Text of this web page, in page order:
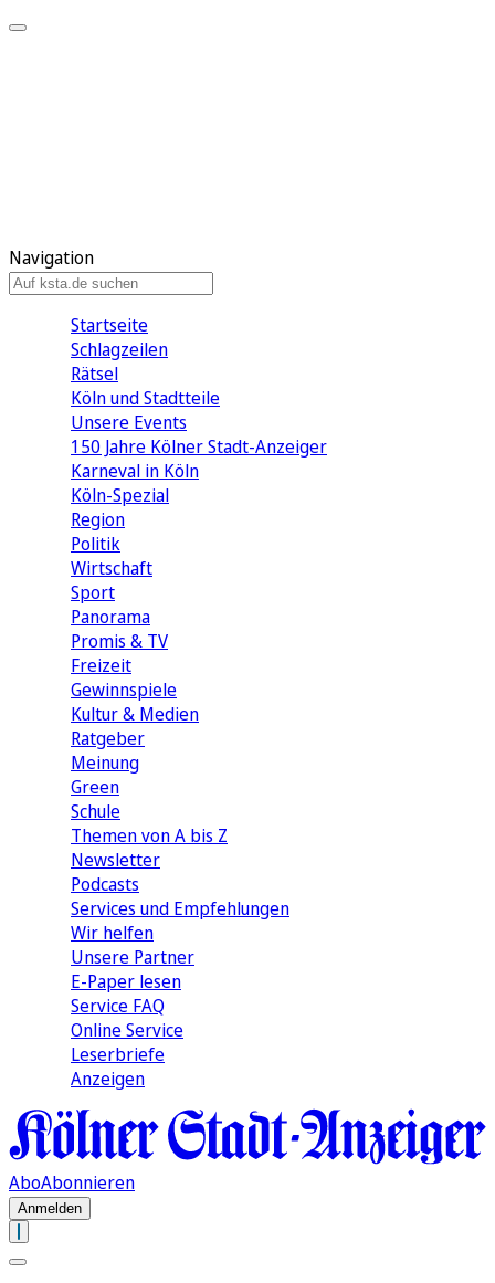
Navigation
Startseite
Schlagzeilen
Rätsel
Köln und Stadtteile
Unsere Events
150 Jahre Kölner Stadt-Anzeiger
Karneval in Köln
Köln-Spezial
Region
Politik
Wirtschaft
Sport
Panorama
Promis & TV
Freizeit
Gewinnspiele
Kultur & Medien
Ratgeber
Meinung
Green
Schule
Themen von A bis Z
Newsletter
Podcasts
Services und Empfehlungen
Wir helfen
Unsere Partner
E-Paper lesen
Service FAQ
Online Service
Leserbriefe
Anzeigen
AboAbonnieren
Anmelden